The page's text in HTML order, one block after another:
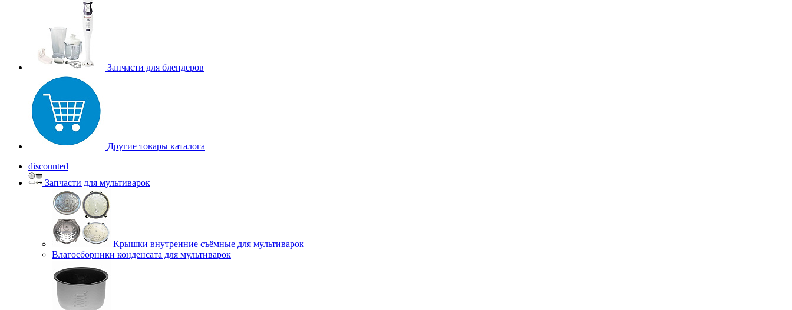
Запчасти для блендеров
Другие товары каталога
discounted
Запчасти для мультиварок
Крышки внутренние съёмные для мультиварок
Влагосборники конденсата для мультиварок